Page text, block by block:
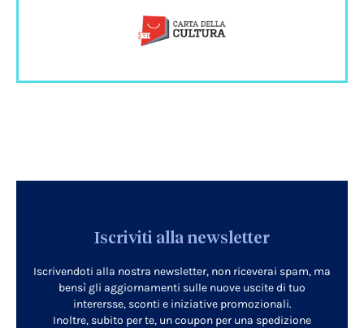
Iscriviti alla newsletter
Iscrivendoti alla nostra newsletter, non riceverai spam, ma
bensì gli aggiornamenti sulle nuove uscite di tuo
interersse, sconti e iniziative promozionali.
Inoltre, subito per te, un coupon per una spedizione